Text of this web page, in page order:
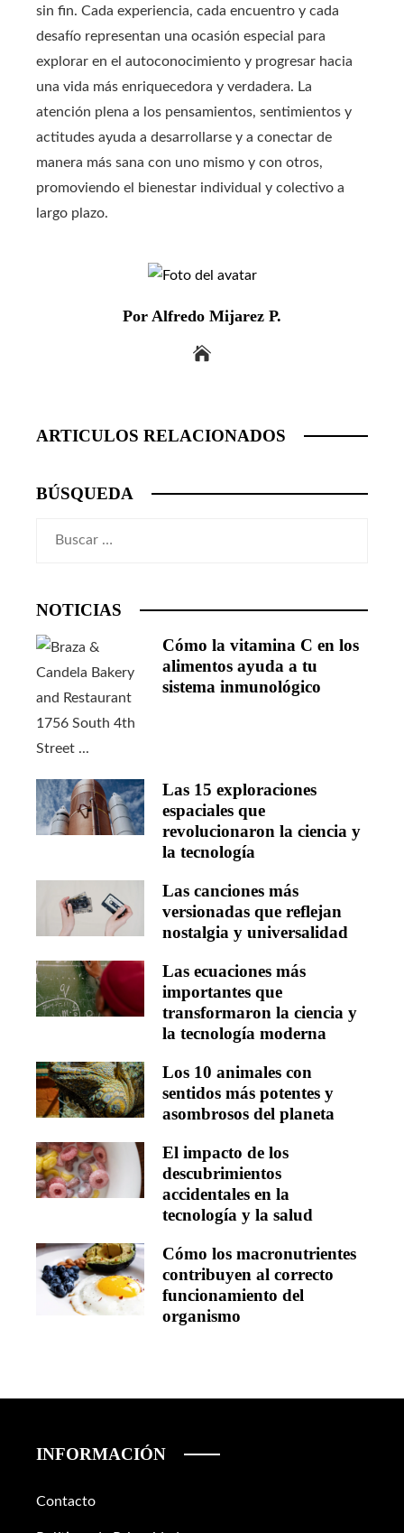
sin fin. Cada experiencia, cada encuentro y cada
desafío representan una ocasión especial para
explorar en el autoconocimiento y progresar hacia
una vida más enriquecedora y verdadera. La
atención plena a los pensamientos, sentimientos y
actitudes ayuda a desarrollarse y a conectar de
manera más sana con uno mismo y con otros,
promoviendo el bienestar individual y colectivo a
largo plazo.
Por Alfredo Mijarez P.
ARTICULOS RELACIONADOS
BÚSQUEDA
NOTICIAS
Cómo la vitamina C en los
alimentos ayuda a tu
sistema inmunológico
Las 15 exploraciones
espaciales que
revolucionaron la ciencia y
la tecnología
Las canciones más
versionadas que reflejan
nostalgia y universalidad
Las ecuaciones más
importantes que
transformaron la ciencia y
la tecnología moderna
Los 10 animales con
sentidos más potentes y
asombrosos del planeta
El impacto de los
descubrimientos
accidentales en la
tecnología y la salud
Cómo los macronutrientes
contribuyen al correcto
funcionamiento del
organismo
INFORMACIÓN
Contacto